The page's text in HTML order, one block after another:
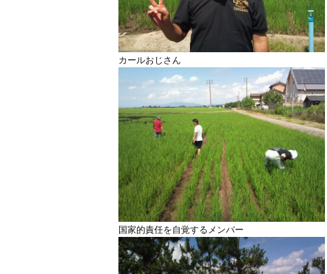
カールおじさん
国家的責任を自覚するメンバー